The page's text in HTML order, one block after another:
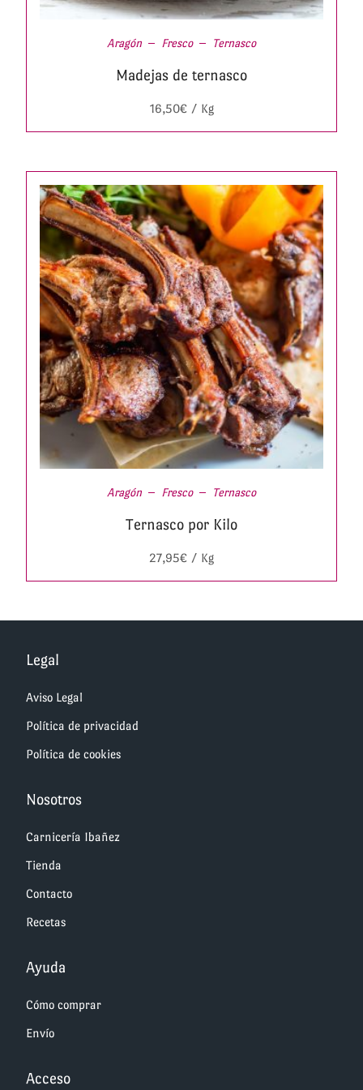
Aragón Fresco Ternasco
Madejas de ternasco
16,50€/ Kg
Aragón Fresco Ternasco
Ternasco por Kilo
27,95€ / Kg
Legal
Aviso Legal
Política de privacidad
Política de cookies
Nosotros
Carnicería Ibañez
Tienda
Contacto
Recetas
Ayuda
Cómo comprar
Envío
Acceso